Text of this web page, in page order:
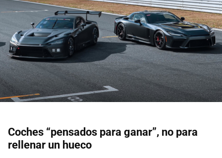
Coches “pensados para ganar”, no para
rellenar un hueco